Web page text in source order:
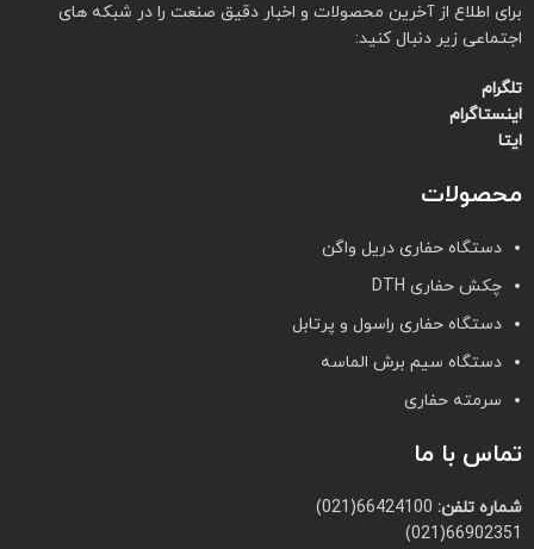
برای اطلاع از آخرین محصولات و اخبار دقیق صنعت را در شبکه های
اجتماعی زیر دنبال کنید:
تلگرام
اینستاگرام
ایتا
محصولات
دستگاه حفاری دریل واگن
چکش حفاری DTH
دستگاه حفاری راسول و پرتابل
دستگاه سیم برش الماسه
سرمته حفاری
تماس با ما
شماره تلفن:
66902351(021)